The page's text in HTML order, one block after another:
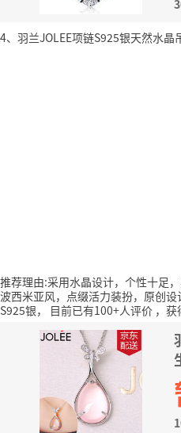
4、羽兰JOLEE项链S925银天然水
推荐理由:采用水晶设计，个性十足
波西米亚风，点缀活力装扮，原创设
S925银，
目前已有100+人评价 ，